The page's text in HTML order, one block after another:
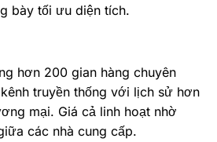
bày tối ưu diện tích.
hơn 200 gian hàng chuyên
truyền thống với lịch sử hơn
mại. Giá cả linh hoạt nhờ
các nhà cung cấp.